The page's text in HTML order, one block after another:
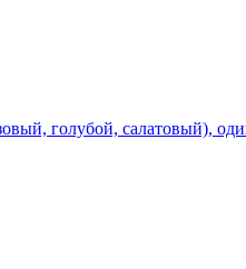
голубой, салатовый),